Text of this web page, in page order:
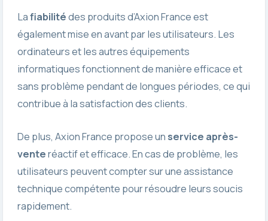
Lafiabilitédes produits d’Axion France est
également mise en avant par les utilisateurs. Les
ordinateurs et les autres équipements
informatiques fonctionnent de manière efficace et
sans problème pendant de longues périodes, ce qui
contribue à la satisfaction des clients.
De plus, Axion France propose un service après-
venteréactif et efficace. En cas de problème, les
utilisateurs peuvent compter sur une assistance
technique compétente pour résoudre leurs soucis
rapidement.